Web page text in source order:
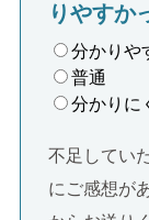
りやすか
分かりや
普通
分かりに
不足してい
にご感想が